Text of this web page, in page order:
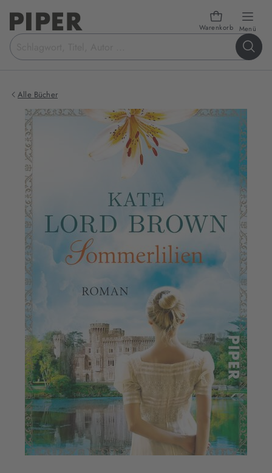
Warenkorb Menü
Suchbegriff
eingeben
Alle Bücher